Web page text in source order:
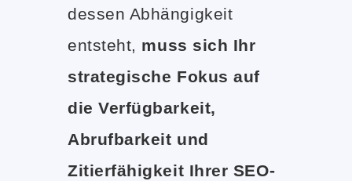
dessen Abhängigkeit
entsteht, muss sich Ihr
strategische Fokus auf
die Verfügbarkeit,
Abrufbarkeit und
Zitierfähigkeit Ihrer SEO-